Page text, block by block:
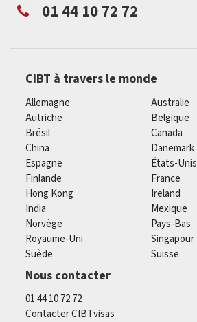
01 44 10 72 72
CIBT à travers le monde
Allemagne
Australie
Autriche
Belgique
Brésil
Canada
China
Danemark
Espagne
États-Unis
Finlande
France
Hong Kong
Ireland
India
Mexique
Norvège
Pays-Bas
Royaume-Uni
Singapour
Suède
Suisse
Nous contacter
01 44 10 72 72
Contacter CIBTvisas